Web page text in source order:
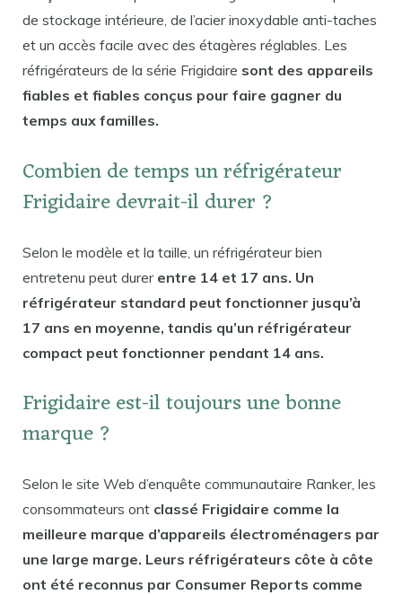
de stockage intérieure, de l’acier inoxydable anti-taches
et un accès facile avec des étagères réglables. Les
réfrigérateurs de la série Frigidaire sont des appareils
fiables et fiables conçus pour faire gagner du
temps aux familles.
Combien de temps un réfrigérateur
Frigidaire devrait-il durer ?
Selon le modèle et la taille, un réfrigérateur bien
entretenu peut durer entre 14 et 17 ans. Un
réfrigérateur standard peut fonctionner jusqu’à
17 ans en moyenne, tandis qu’un réfrigérateur
compact peut fonctionner pendant 14 ans.
Frigidaire est-il toujours une bonne
marque ?
Selon le site Web d’enquête communautaire Ranker, les
consommateurs ont classé Frigidaire comme la
meilleure marque d’appareils électroménagers par
une large marge. Leurs réfrigérateurs côte à côte
ont été reconnus par Consumer Reports comme